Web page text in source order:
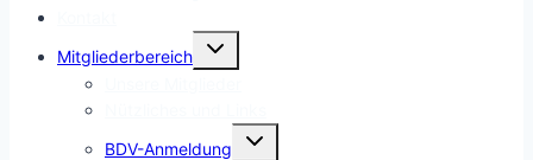
Mitgliederbereich
Untermenü
BDV-Anmeldung
Untermenü